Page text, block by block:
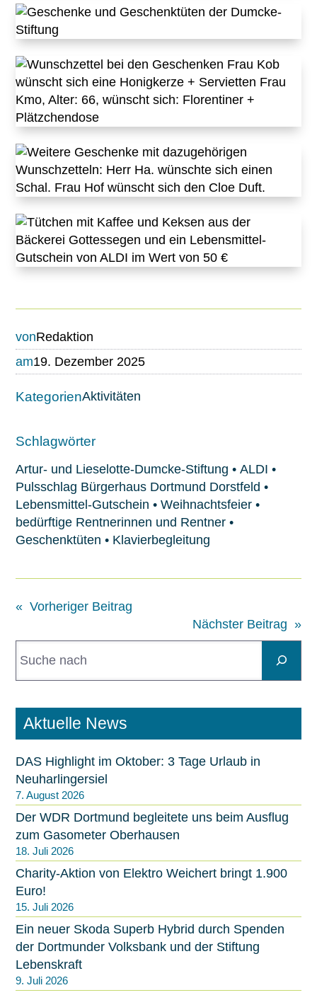
vonRedaktion
am19. Dezember 2025
KategorienAktivitäten
Schlagwörter
Artur- und Lieselotte-Dumcke-Stiftung • ALDI •
Pulsschlag Bürgerhaus Dortmund Dorstfeld •
Lebensmittel-Gutschein • Weihnachtsfeier•
bedürftige Rentnerinnen und Rentner•
Geschenktüten • Klavierbegleitung
« Vorheriger Beitrag
Nächster Beitrag »
u
c
n
Aktuelle News
DAS Highlight im Oktober: 3 Tage Urlaub in
Neuharlingersiel
7. August 2026
Der WDR Dortmund begleitete uns beim Ausflug
zum Gasometer Oberhausen
18. Juli 2026
Charity-Aktion von Elektro Weichert bringt 1.900
Euro!
15. Juli 2026
Ein neuer Skoda Superb Hybrid durch Spenden
der Dortmunder Volksbank und der Stiftung
Lebenskraft
9. Juli 2026